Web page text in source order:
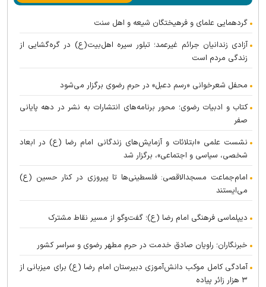
گردهمایی علمای و فرهیختگان شیعه و اهل سنت
آزادی زندانیان جرائم غیرعمد؛ تبلور سیره اهل‌بیت(ع) در گره‌گشایی از
زندگی مردم است
محفل شعرخوانی «رسم دعبل» در حرم رضوی برگزار می‌شود
کتاب و ادبیات رضوی؛ محور برنامه‌های انتشارات به نشر در دهه پایانی
صفر
نشست علمی «ابتلائات و آزمایش‌های زندگانی امام رضا (ع) در ابعاد
شخصی، سیاسی و اجتماعی»، برگزار شد
امام‌جماعت مسجدالاقصی: فلسطینی‌ها تا پیروزی در کنار حسین (ع)
می‌ایستند
دیپلماسی فرهنگی امام رضا (ع)؛ گفت‌و‌گو از مسیر نقاط مشترک
خبرنگاران؛ راویان صادق خدمت در حرم مطهر رضوی و سراسر کشور
آمادگی کامل موکب دانش‌آموزی دبیرستان امام رضا (ع) برای میزبانی از
۳ هزار زائر پیاده